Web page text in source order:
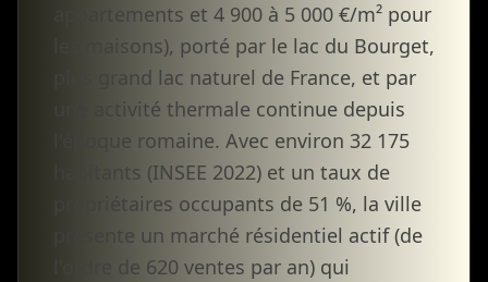
appartements et 4 900 à 5 000 €/m² pour
les maisons), porté par le lac du Bourget,
plus grand lac naturel de France, et par
une activité thermale continue depuis
l'époque romaine. Avec environ 32 175
habitants (INSEE 2022) et un taux de
propriétaires occupants de 51 %, la ville
présente un marché résidentiel actif (de
l'ordre de 620 ventes par an) qui